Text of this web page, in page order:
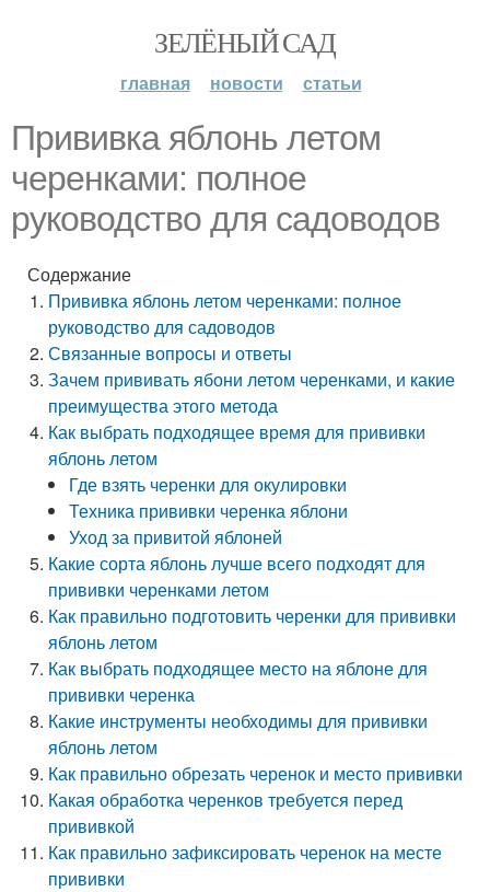
ЗЕЛЁНЫЙ САД
главная новости статьи
Прививка яблонь летом
черенками: полное
руководство для садоводов
Содержание
Прививка яблонь летом черенками: полное
руководство для садоводов
Связанные вопросы и ответы
Зачем прививать ябони летом черенками, и какие
преимущества этого метода
Как выбрать подходящее время для прививки
яблонь летом
Где взять черенки для окулировки
Техника прививки черенка яблони
Уход за привитой яблоней
Какие сорта яблонь лучше всего подходят для
прививки черенками летом
Как правильно подготовить черенки для прививки
яблонь летом
Как выбрать подходящее место на яблоне для
прививки черенка
Какие инструменты необходимы для прививки
яблонь летом
Как правильно обрезать черенок и место прививки
Какая обработка черенков требуется перед
прививкой
Как правильно зафиксировать черенок на месте
прививки